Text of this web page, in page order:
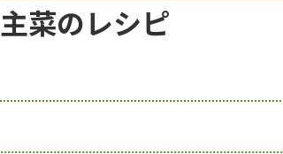
主菜のレシピ